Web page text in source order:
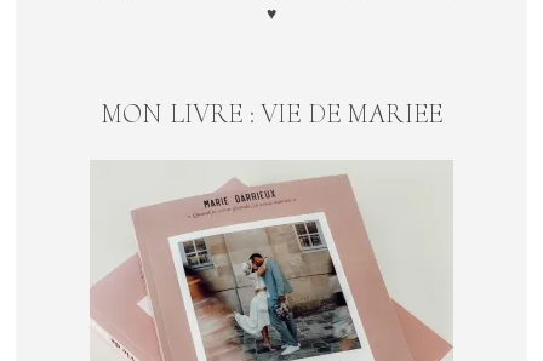
♥
MON LIVRE : VIE DE MARIEE